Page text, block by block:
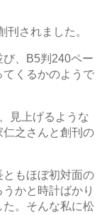
されました。
、B5判240ペー
てくるかのようで
見上げるような
之さんと創刊の
もほぼ初対面の
かと時計ばかり
。そんな私に松